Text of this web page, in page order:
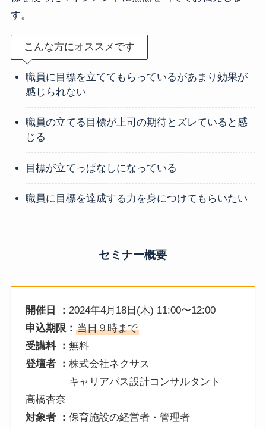
す。
こんな方にオススメです
職員に目標を立ててもらっているがあまり効果が
感じられない
職員の立てる目標が上司の期待とズレていると感
じる
目標が立てっぱなしになっている
職員に目標を達成する力を身につけてもらいたい
セミナー概要
開催日 ：2024年4月18日(木) 11:00〜12:00
申込期限：当日９時まで
受講料
：無料
登壇者 ：株式会社ネクサス
キャリアパス設計コンサルタント
高橋杏奈
対象者
：保育施設の経営者・管理者